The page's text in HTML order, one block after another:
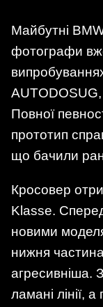
Майбутні
фотографи
Повної
прототип
що бачили
Кросовер
Klasse.
новими
нижня
агресивніша.
ламані лінії,